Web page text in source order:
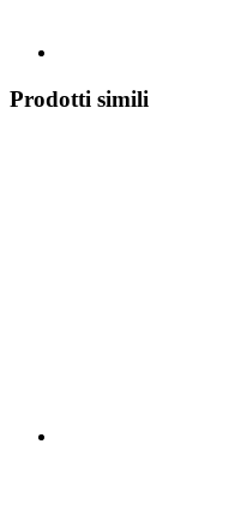
Prodotti simili